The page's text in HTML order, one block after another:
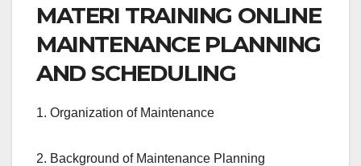
MATERI TRAINING ONLINE
MAINTENANCE PLANNING
AND SCHEDULING
1. Organization of Maintenance
2. Background of Maintenance Planning